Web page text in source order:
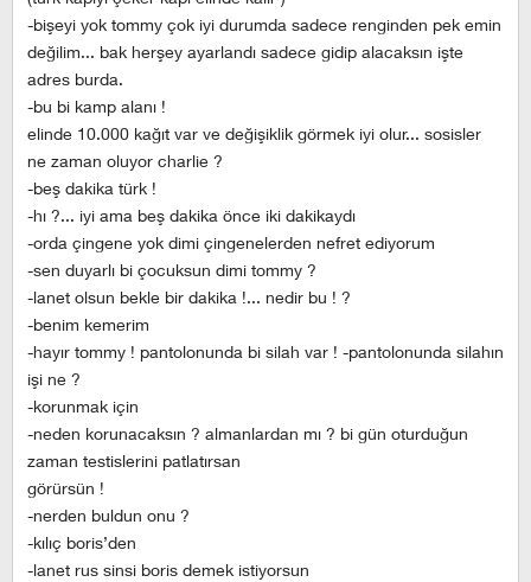
-bişeyi yok tommy çok iyi durumda sadece renginden pek emin
değilim... bak herşey ayarlandı sadece gidip alacaksın işte
adres burda.
-bu bi kamp alanı !
elinde 10.000 kağıt var ve değişiklik görmek iyi olur... sosisler
ne zaman oluyor charlie ?
-beş dakika türk !
-hı ?... iyi ama beş dakika önce iki dakikaydı
-orda çingene yok dimi çingenelerden nefret ediyorum
-sen duyarlı bi çocuksun dimi tommy ?
-lanet olsun bekle bir dakika !... nedir bu ! ?
-benim kemerim
-hayır tommy ! pantolonunda bi silah var ! -pantolonunda silahın
işi ne ?
-korunmak için
-neden korunacaksın ? almanlardan mı ? bi gün oturduğun
zaman testislerini patlatırsan
görürsün !
-nerden buldun onu ?
-kılıç boris’den
-lanet rus sinsi boris demek istiyorsun